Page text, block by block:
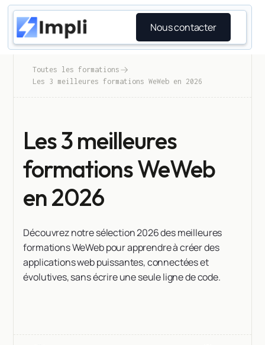
Nous contacter
Toutes les formations
Les 3 meilleures formations WeWeb en 2026
Les 3 meilleures
formations WeWeb
en 2026
Découvrez notre sélection 2026 des meilleures
formations WeWeb pour apprendre à créer des
applications web puissantes, connectées et
évolutives, sans écrire une seule ligne de code.